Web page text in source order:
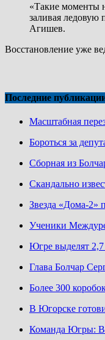
«Такие моменты
заливая ледовую
Агишев.
Восстановление уже
Последние
Масштабная
Бороться за
Сборная из
Скандально
Звезда «Дома-2»
Ученики
Югре выделят 2,7
Глава Болчар
Более 300
В Югорске
Команда Югры: В